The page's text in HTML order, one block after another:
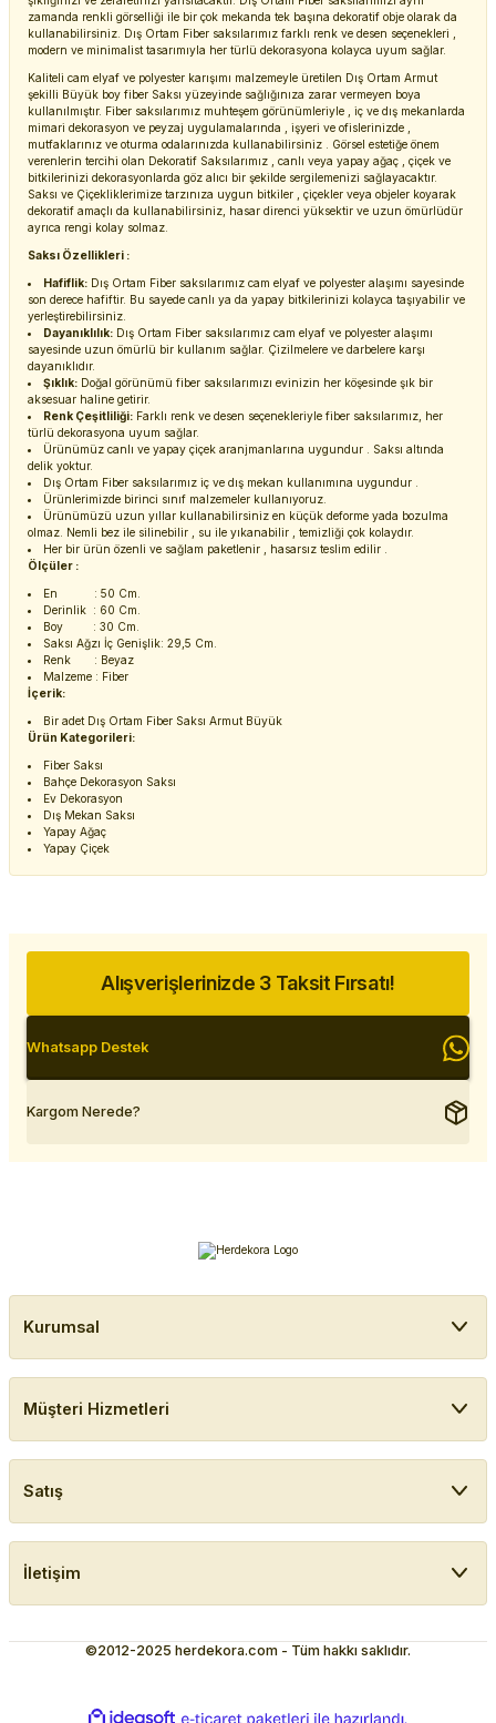
zamanda renkli görselliği ile bir çok mekanda tek başına dekoratif obje olarak da
kullanabilirsiniz. Dış Ortam Fiber saksılarımız farklı renk ve desen seçenekleri ,
modern ve minimalist tasarımıyla her türlü dekorasyona kolayca uyum sağlar.
Kaliteli cam elyaf ve polyester karışımı malzemeyle üretilen Dış Ortam Armut
şekilli Büyük boy fiber Saksı yüzeyinde sağlığınıza zarar vermeyen boya
kullanılmıştır. Fiber saksılarımız muhteşem görünümleriyle , iç ve dış mekanlarda
mimari dekorasyon ve peyzaj uygulamalarında , işyeri ve ofislerinizde ,
mutfaklarınız ve oturma odalarınızda kullanabilirsiniz . Görsel estetiğe önem
verenlerin tercihi olan Dekoratif Saksılarımız , canlı veya yapay ağaç , çiçek ve
bitkilerinizi dekorasyonlarda göz alıcı bir şekilde sergilemenizi sağlayacaktır.
Saksı ve Çiçekliklerimize tarzınıza uygun bitkiler , çiçekler veya objeler koyarak
dekoratif amaçlı da kullanabilirsiniz, hasar direnci yüksektir ve uzun ömürlüdür
ayrıca rengi kolay solmaz.
Saksı Özellikleri :
Hafiflik: Dış Ortam Fiber saksılarımız cam elyaf ve polyester alaşımı sayesinde
son derece hafiftir. Bu sayede canlı ya da yapay bitkilerinizi kolayca taşıyabilir ve
yerleştirebilirsiniz.
Dayanıklılık: Dış Ortam Fiber saksılarımız cam elyaf ve polyester alaşımı
sayesinde uzun ömürlü bir kullanım sağlar. Çizilmelere ve darbelere karşı
dayanıklıdır.
Şıklık: Doğal görünümü fiber saksılarımızı evinizin her köşesinde şık bir
aksesuar haline getirir.
Renk Çeşitliliği: Farklı renk ve desen seçenekleriyle fiber saksılarımız, her
türlü dekorasyona uyum sağlar.
Ürünümüz canlı ve yapay çiçek aranjmanlarına uygundur . Saksı altında
delik yoktur.
Dış Ortam Fiber saksılarımız iç ve dış mekan kullanımına uygundur .
Ürünlerimizde birinci sınıf malzemeler kullanıyoruz.
Ürünümüzü uzun yıllar kullanabilirsiniz en küçük deforme yada bozulma
olmaz. Nemli bez ile silinebilir , su ile yıkanabilir , temizliği çok kolaydır.
Her bir ürün özenli ve sağlam paketlenir , hasarsız teslim edilir .
Ölçüler :
En : 50 Cm.
Derinlik : 60 Cm.
Boy : 30 Cm.
Saksı Ağzı İç Genişlik: 29,5 Cm.
Renk : Beyaz
Malzeme : Fiber
İçerik:
Bir adet Dış Ortam Fiber Saksı Armut Büyük
Ürün Kategorileri:
Fiber Saksı
Bahçe Dekorasyon Saksı
Ev Dekorasyon
Dış Mekan Saksı
Yapay Ağaç
Yapay Çiçek
Alışverişlerinizde 3 Taksit Fırsatı!
Whatsapp Destek
Kargom Nerede?
Kurumsal
Müşteri Hizmetleri
Satış
İletişim
©2012-2025 herdekora.com - Tüm hakkı saklıdır.
ideasoft e-